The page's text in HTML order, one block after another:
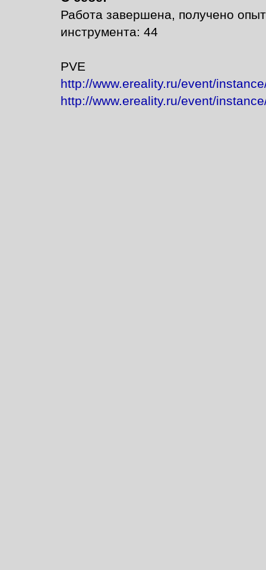
Работа завершена, получено
инструмента: 44
PVE
http://www.ereality.ru/event/
http://www.ereality.ru/event/